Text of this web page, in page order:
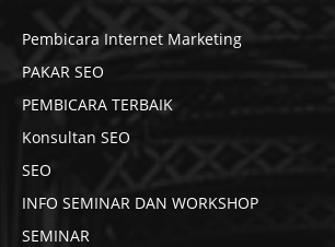
Pembicara Internet Marketing
PAKAR SEO
PEMBICARA TERBAIK
Konsultan SEO
SEO
INFO SEMINAR DAN WORKSHOP
SEMINAR